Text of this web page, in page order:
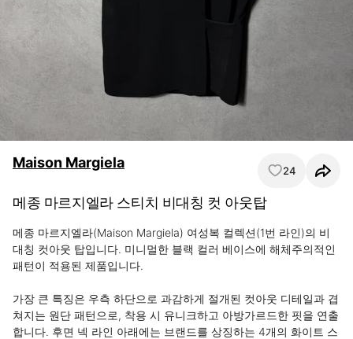
Maison Margiela 24
메종 마르지엘라 스티치 비대칭 컷 아웃탑
메종 마르지엘라(Maison Margiela) 여성복 컬렉션(1번 라인)의 비
대칭 컷아웃 탑입니다. 미니멀한 블랙 컬러 베이스에 해체주의적인
패턴이 적용된 제품입니다.
가장 큰 특징은 우측 하단으로 과감하게 절개된 컷아웃 디테일과 겹
쳐지는 원단 패턴으로, 착용 시 유니크하고 아방가르드한 핏을 연출
합니다. 후면 넥 라인 아래에는 브랜드를 상징하는 4개의 화이트 스